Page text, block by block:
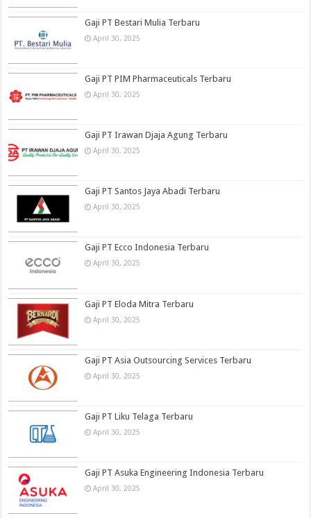
Gaji PT Bestari Mulia Terbaru
April 30, 2025
Gaji PT PIM Pharmaceuticals Terbaru
April 30, 2025
Gaji PT Irawan Djaja Agung Terbaru
April 30, 2025
Gaji PT Santos Jaya Abadi Terbaru
April 30, 2025
Gaji PT Ecco Indonesia Terbaru
April 30, 2025
Gaji PT Eloda Mitra Terbaru
April 30, 2025
Gaji PT Asia Outsourcing Services Terbaru
April 30, 2025
Gaji PT Liku Telaga Terbaru
April 30, 2025
Gaji PT Asuka Engineering Indonesia Terbaru
April 30, 2025